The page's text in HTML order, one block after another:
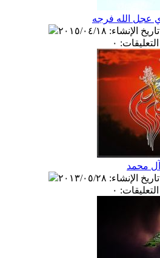
تاريخ الإنشاء: ٢٠١٥/٠٤/١٨
التعليقات: ٠
تاريخ الإنشاء: ٢٠١٣/٠٥/٢٨
التعليقات: ٠